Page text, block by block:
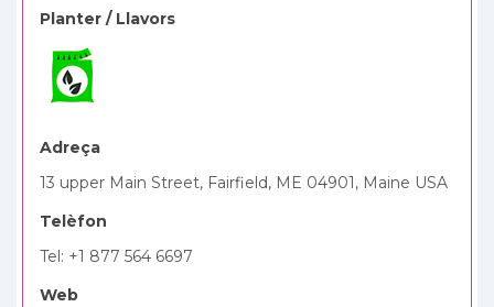
Planter / Llavors
Adreça
13 upper Main Street, Fairfield, ME 04901, Maine USA
Telèfon
Tel: +1 877 564 6697
Web